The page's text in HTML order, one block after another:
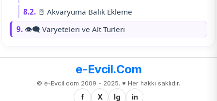
8.2. 🚪 Akvaryuma Balık Ekleme
9. 👁‍🗨️ Varyeteleri ve Alt Türleri
e-Evcil.Com
© e-Evcil.com 2009 - 2025. ♥️ Her hakkı saklıdır.
f X Ig in